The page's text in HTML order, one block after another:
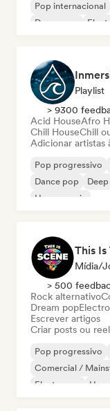
Pop internacional
Dance pop
Playlist
> 9300
Acid HouseAfro
Chill HouseChill
Adicionar artistas
Pop progressivo
Dance pop
House music
This Is
Mídia/
> 500
Rock alternativo
Dream pop
Escrever artigos
Criar posts ou
Pop progressivo
Comercial /
Electropop